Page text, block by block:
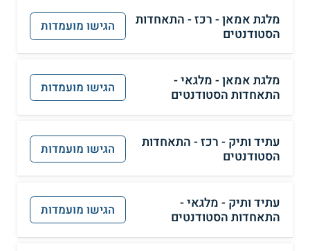
מלגת אמאן - רכז - התאחדות
הסטודנטים
הגישו מועמדות
מלגת אמאן - מלגאי -
התאחדות הסטודנטים
הגישו מועמדות
עתיד ותיק - רכז - התאחדות
הסטודנטים
הגישו מועמדות
עתיד ותיק - מלגאי -
התאחדות הסטודנטים
הגישו מועמדות